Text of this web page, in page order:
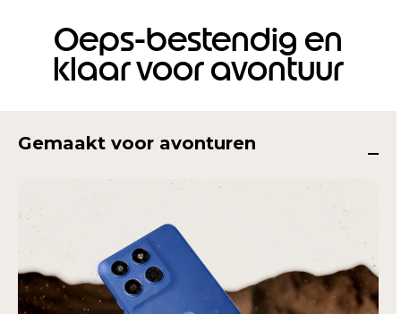
Oeps-bestendig en
klaar voor avontuur
Gemaakt voor avonturen